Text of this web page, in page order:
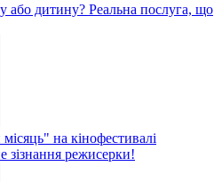
або дитину? Реальна послуга, що
на кінофестивалі
зізнання режисерки!